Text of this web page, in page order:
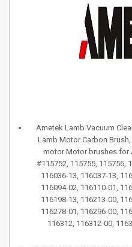
Ametek Lamb Vacuum
Lamb Motor Carbon
motor Motor brushes for
#115752, 115755, 115756,
116036-13, 116037-13,
116094-02, 116110-01,
116198-13, 116213-00,
116278-01, 116296-00,
116312, 116312-00,